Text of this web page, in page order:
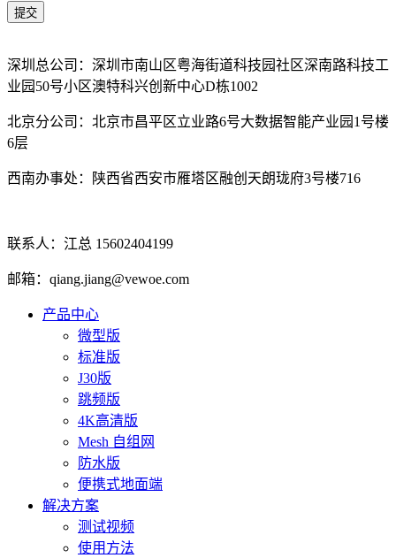
深圳总公司：深圳市南山区粤海街道科技园社区深南路科技工
业园50号小区澳特科兴创新中心D栋1002
北京分公司：北京市昌平区立业路6号大数据智能产业园1号楼
6层
西南办事处：陕西省西安市雁塔区融创天朗珑府3号楼716
联系人：江总 15602404199
邮箱：qiang.jiang@vewoe.com
产品中心
微型版
标准版
J30版
跳频版
4K高清版
Mesh 自组网
防水版
便携式地面端
解决方案
测试视频
使用方法